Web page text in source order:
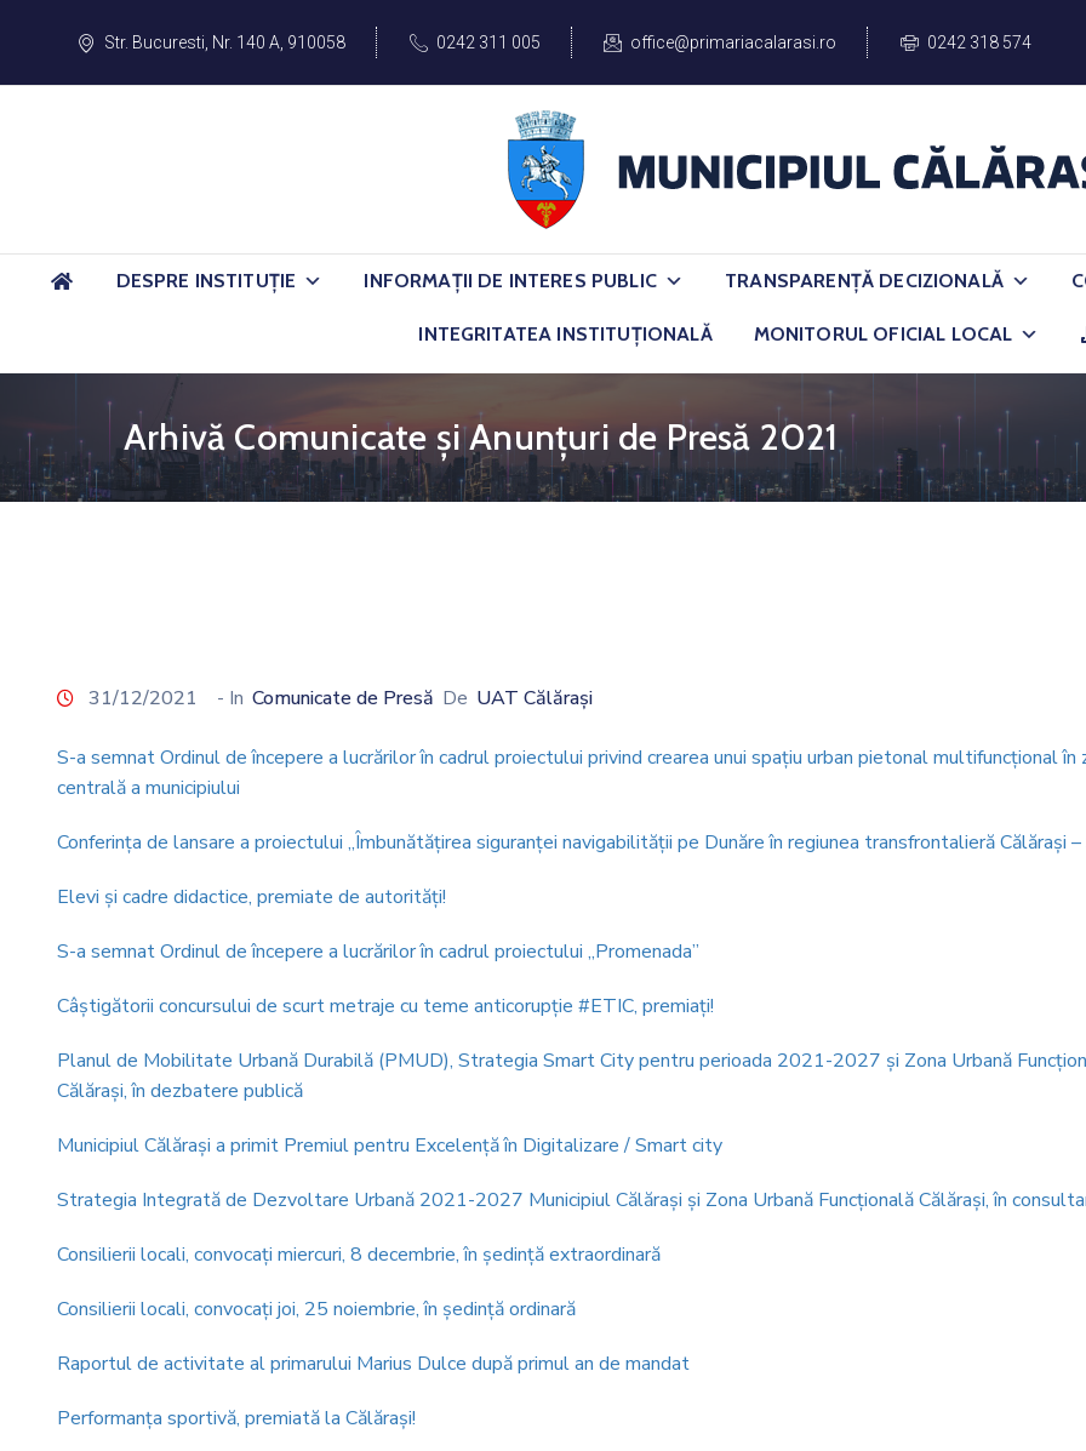
Str. Bucuresti, Nr. 140 A, 910058 0242 311 005 office@primariacalarasi.ro 0242 318 574
DESPRE INSTITUȚIE INFORMAȚII DE INTERES PUBLIC TRANSPARENȚĂ DECIZIONALĂ
INTEGRITATEA INSTITUȚIONALĂ MONITORUL OFICIAL LOCAL
Arhivă Comunicate și Anunțuri de Presă 2021
31/12/2021 - In Comunicate de Presă De UAT Călărași
S-a semnat Ordinul de începere a lucrărilor în cadrul proiectului privind crearea unui spațiu urban pietonal multifuncţional în
centrală a municipiului
Conferinţa de lansare a proiectului „Îmbunătăţirea siguranţei navigabilităţii pe Dunăre în regiunea transfrontalieră Călăraşi –
Elevi şi cadre didactice, premiate de autorităţi!
S-a semnat Ordinul de începere a lucrărilor în cadrul proiectului „Promenada”
Câştigătorii concursului de scurt metraje cu teme anticorupţie #ETIC, premiaţi!
Planul de Mobilitate Urbană Durabilă (PMUD), Strategia Smart City pentru perioada 2021-2027 și Zona Urbană
Călărași, în dezbatere publică
Municipiul Călăraşi a primit Premiul pentru Excelenţă în Digitalizare / Smart city
Strategia Integrată de Dezvoltare Urbană 2021-2027 Municipiul Călăraşi şi Zona Urbană Funcţională Călăraşi, în
Consilierii locali, convocaţi miercuri, 8 decembrie, în şedinţă extraordinară
Consilierii locali, convocaţi joi, 25 noiembrie, în şedinţă ordinară
Raportul de activitate al primarului Marius Dulce după primul an de mandat
Performanţa sportivă, premiată la Călăraşi!